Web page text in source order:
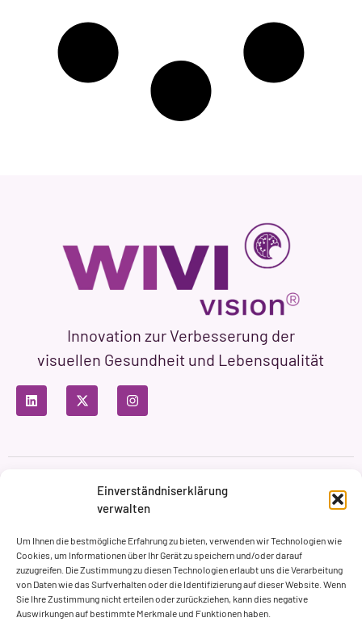
Einverständniserklärung
verwalten
Um Ihnen die bestmögliche Erfahrung zu bieten, verwenden wir Technologien wie
Cookies, um Informationen über Ihr Gerät zu speichern und/oder darauf
zuzugreifen. Die Zustimmung zu diesen Technologien erlaubt uns die Verarbeitung
von Daten wie das Surfverhalten oder die Identifizierung auf dieser Website. Wenn
Sie Ihre Zustimmung nicht erteilen oder zurückziehen, kann dies negative
Auswirkungen auf bestimmte Merkmale und Funktionen haben.
Innovation zur Verbesserung der
visuellen Gesundheit und Lebensqualität
Datenschutzbestimmungen
Nutzungsbedingungen
Cookie-Richtlinie